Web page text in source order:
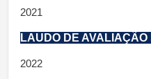
2021
LAUDO DE
2022